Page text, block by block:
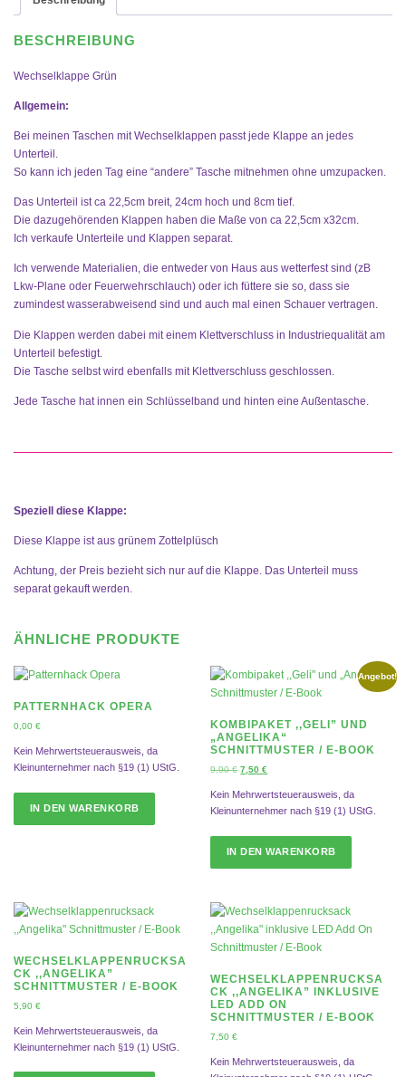
BESCHREIBUNG
Wechselklappe Grün
Allgemein:
Bei meinen Taschen mit Wechselklappen passt jede Klappe an jedes
Unterteil.
So kann ich jeden Tag eine “andere” Tasche mitnehmen ohne umzupacken.
Das Unterteil ist ca 22,5cm breit, 24cm hoch und 8cm tief.
Die dazugehörenden Klappen haben die Maße von ca 22,5cm x32cm.
Ich verkaufe Unterteile und Klappen separat.
Ich verwende Materialien, die entweder von Haus aus wetterfest sind (zB
Lkw-Plane oder Feuerwehrschlauch) oder ich füttere sie so, dass sie
zumindest wasserabweisend sind und auch mal einen Schauer vertragen.
Die Klappen werden dabei mit einem Klettverschluss in Industriequalität am
Unterteil befestigt.
Die Tasche selbst wird ebenfalls mit Klettverschluss geschlossen.
Jede Tasche hat innen ein Schlüsselband und hinten eine Außentasche.
Speziell diese Klappe:
Diese Klappe ist aus grünem Zottelplüsch
Achtung, der Preis bezieht sich nur auf die Klappe. Das Unterteil muss
separat gekauft werden.
ÄHNLICHE PRODUKTE
PATTERNHACK OPERA
0,00 €
Kein Mehrwertsteuerausweis, da
Kleinunternehmer nach §19 (1) UStG.
IN DEN WARENKORB
Angebot!
KOMBIPAKET ,,GELI” UND
„ANGELIKA“
SCHNITTMUSTER / E-BOOK
9,90€ U
s
p
ü
i
c
e
P
r
e
w
7,50€
t
u
l
P
r
i
i
s
t
,
Kein Mehrwertsteuerausweis, da
Kleinunternehmer nach §19 (1) UStG.
IN DEN WARENKORB
WECHSELKLAPPENRUCKSA
CK ,,ANGELIKA”
SCHNITTMUSTER / E-BOOK
5,90 €
Kein Mehrwertsteuerausweis, da
Kleinunternehmer nach §19 (1) UStG.
WECHSELKLAPPENRUCKSA
CK ,,ANGELIKA” INKLUSIVE
LED ADD ON
SCHNITTMUSTER / E-BOOK
7,50€
Kein Mehrwertsteuerausweis, da